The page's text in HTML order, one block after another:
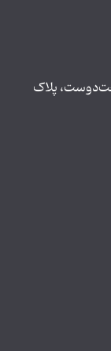
پلاک